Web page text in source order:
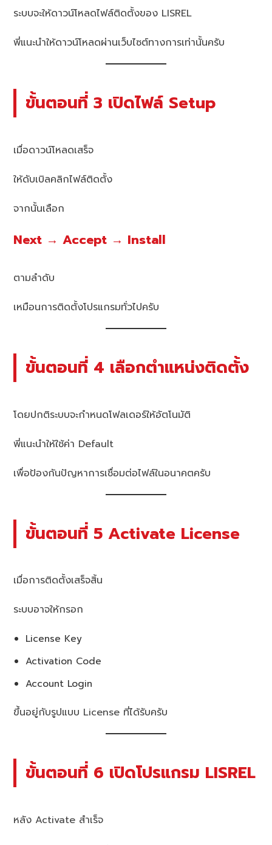
ระบบจะให้ดาวน์โหลดไฟล์ติดตั้งของ LISREL
พี่แนะนำให้ดาวน์โหลดผ่านเว็บไซต์ทางการเท่านั้นครับ
ขั้นตอนที่ 3 เปิดไฟล์ Setup
เมื่อดาวน์โหลดเสร็จ
ให้ดับเบิลคลิกไฟล์ติดตั้ง
จากนั้นเลือก
Next → Accept → Install
ตามลำดับ
เหมือนการติดตั้งโปรแกรมทั่วไปครับ
ขั้นตอนที่ 4 เลือกตำแหน่งติดตั้ง
โดยปกติระบบจะกำหนดโฟลเดอร์ให้อัตโนมัติ
พี่แนะนำให้ใช้ค่า Default
เพื่อป้องกันปัญหาการเชื่อมต่อไฟล์ในอนาคตครับ
ขั้นตอนที่ 5 Activate License
เมื่อการติดตั้งเสร็จสิ้น
ระบบอาจให้กรอก
License Key
Activation Code
Account Login
ขึ้นอยู่กับรูปแบบ License ที่ได้รับครับ
ขั้นตอนที่ 6 เปิดโปรแกรม LISREL
หลัง Activate สำเร็จ